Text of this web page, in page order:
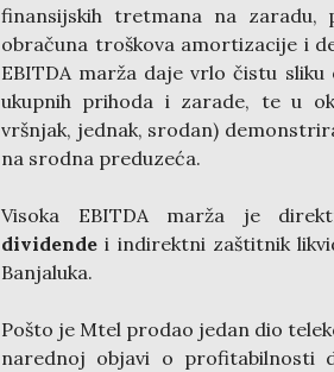
finansijskih tretmana na zaradu,
obračuna troškova amortizacije i
EBITDA marža daje vrlo čistu
ukupnih prihoda i zarade, te u
vršnjak, jednak, srodan)
na srodna preduzeća.
Visoka EBITDA marža je
dividende i indirektni zaštitnik
Banjaluka.
Pošto je Mtel prodao jedan dio
narednoj objavi o profitabilnosti